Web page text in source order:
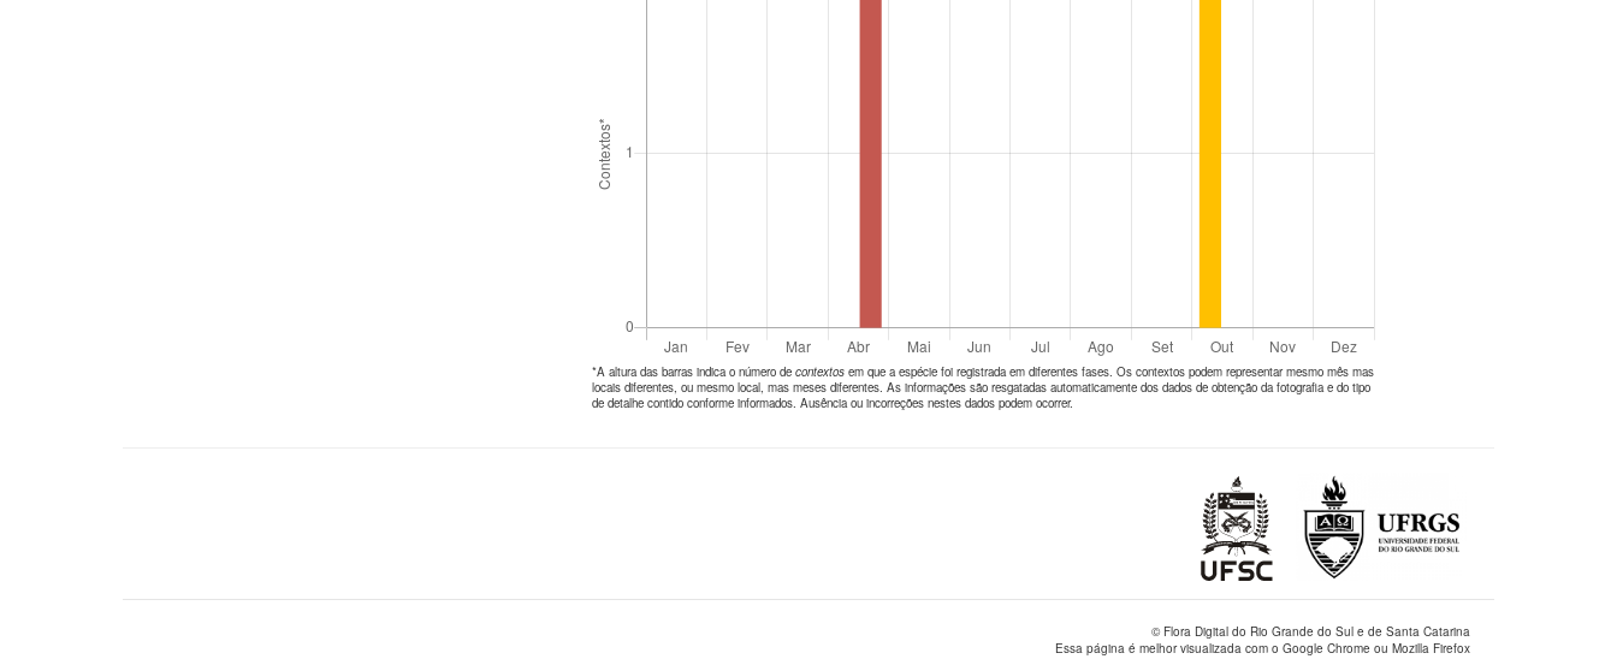
*A altura das barras indica o número de contextos em que a espécie foi registrada em diferentes fases. Os contextos podem representar mesmo mês mas
locais diferentes, ou mesmo local, mas meses diferentes. As informações são resgatadas automaticamente dos dados de obtenção da fotografia e do tipo
de detalhe contido conforme informados. Ausência ou incorreções nestes dados podem ocorrer.
© Flora Digital do Rio Grande do Sul e de Santa Catarina
Essa página é melhor visualizada com o Google Chrome ou Mozilla Firefox